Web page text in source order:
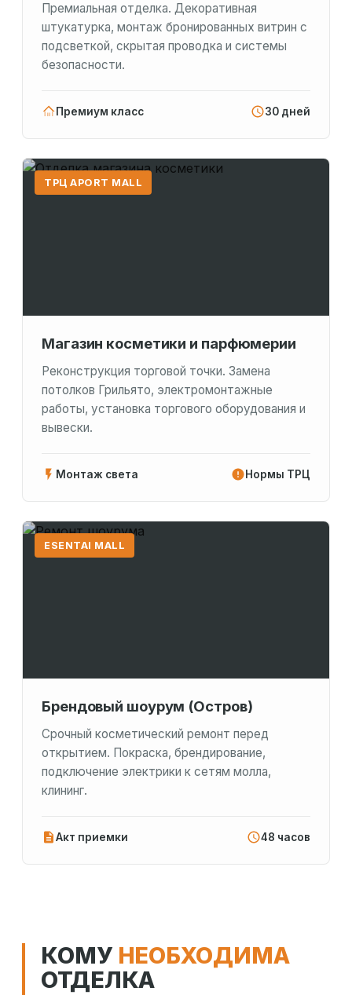
Премиальная отделка. Декоративная
штукатурка, монтаж бронированных витрин с
подсветкой, скрытая проводка и системы
безопасности.
Премиум класс 30 дней
ТРЦ APORT MALL
Магазин косметики и парфюмерии
Реконструкция торговой точки. Замена
потолков Грильято, электромонтажные
работы, установка торгового оборудования и
вывески.
Монтаж света Нормы ТРЦ
ESENTAI MALL
Брендовый шоурум (Остров)
Срочный косметический ремонт перед
открытием. Покраска, брендирование,
подключение электрики к сетям молла,
клининг.
Акт приемки 48 часов
КОМУ НЕОБХОДИМА
ОТДЕЛКА